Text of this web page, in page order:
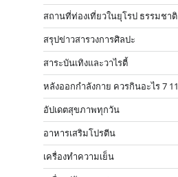
สถานที่ท่องเที่ยวในยุโรป ธรรมชาติ
สรุปข่าวสารวงการศิลปะ
สาระบันเทิงและวาไรตี้
หลังออกกําลังกาย ควรกินอะไร 7 11
อัปเดตสุขภาพทุกวัน
อาหารเสริมโปรตีน
เครื่องทำความเย็น